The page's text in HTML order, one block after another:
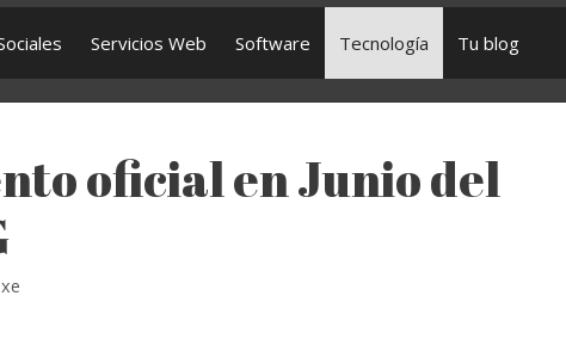
Servicios Web Software Tecnología Tu blog
oficial en Junio del